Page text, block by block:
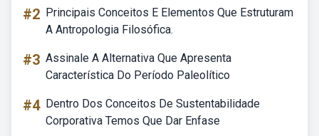
#2 Principais Conceitos E Elementos Que Estruturam
A Antropologia Filosófica.
#3 Assinale A Alternativa Que Apresenta
Característica Do Período Paleolítico
#4 Dentro Dos Conceitos De Sustentabilidade
Corporativa Temos Que Dar Enfase